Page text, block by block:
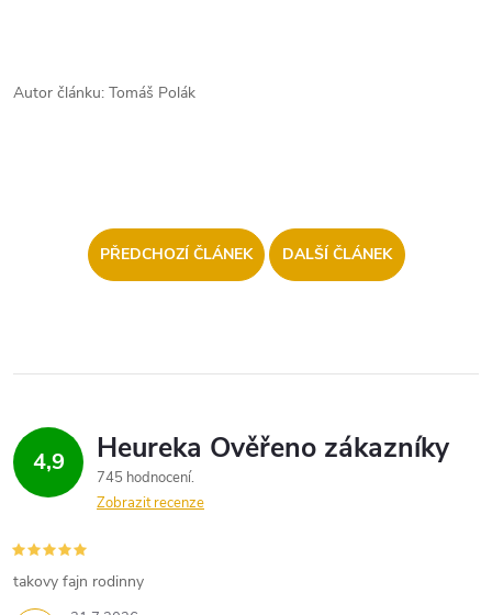
Autor článku: Tomáš Polák
PŘEDCHOZÍ ČLÁNEK DALŠÍ ČLÁNEK
4,9
745 hodnocení
Zobrazit recenze
takovy fajn rodinny